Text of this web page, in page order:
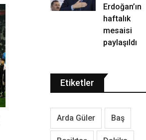
Erdoğan’ın
haftalık
mesaisi
paylaşıldı
Etiketler
Arda Güler Baş